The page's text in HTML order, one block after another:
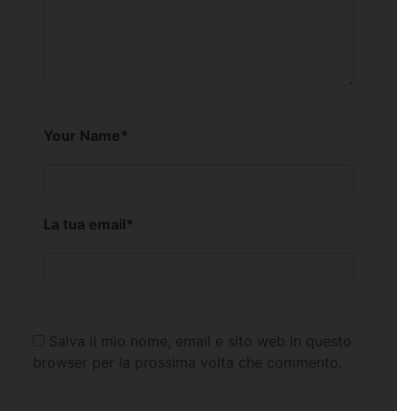
Your Name*
La tua email*
Salva il mio nome, email e sito web in questo
browser per la prossima volta che commento.